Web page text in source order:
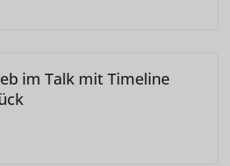
im Talk mit Timeline